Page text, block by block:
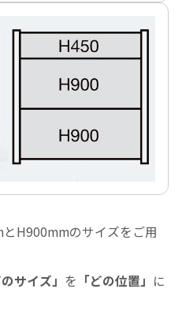
H900mmのサイズをご用
のサイズ」 を 「どの位置」 に